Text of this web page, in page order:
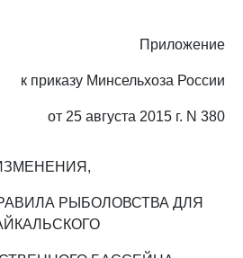
Приложение
к приказу Минсельхоза России
от 25 августа 2015 г. N 380
РЫБОЛОВСТВА ДЛЯ